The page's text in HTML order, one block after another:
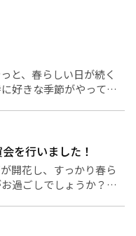
と、春らしい日が続く
好きな季節がやってき
を行いました！
開花し、すっかり春ら
過ごしでしょうか？３